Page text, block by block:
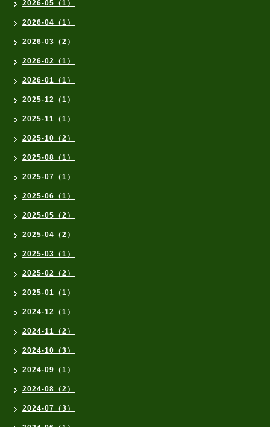
2026-05（1）
2026-04（1）
2026-03（2）
2026-02（1）
2026-01（1）
2025-12（1）
2025-11（1）
2025-10（2）
2025-08（1）
2025-07（1）
2025-06（1）
2025-05（2）
2025-04（2）
2025-03（1）
2025-02（2）
2025-01（1）
2024-12（1）
2024-11（2）
2024-10（3）
2024-09（1）
2024-08（2）
2024-07（3）